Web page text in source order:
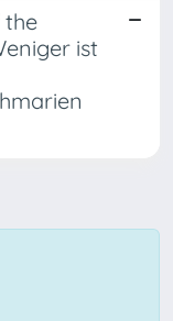
the
ist